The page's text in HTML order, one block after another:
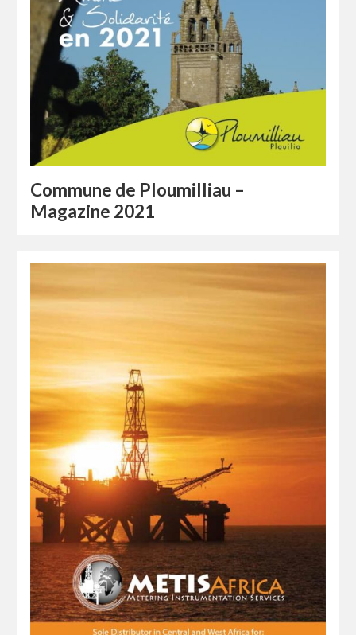
Commune de Ploumilliau –
Magazine 2021